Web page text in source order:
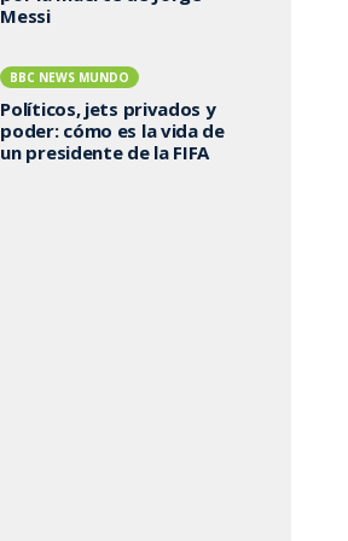
Messi
BBC NEWS MUNDO
Políticos, jets privados y
poder: cómo es la vida de
un presidente de la FIFA